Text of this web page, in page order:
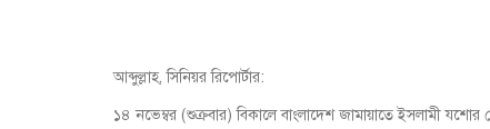
আব্দুল্লাহ, সিনিয়র রিপোর্টার:
১৪ নভেম্বর (শুক্রবার) বিকালে বাংলাদেশ জামায়াতে ইসলামী